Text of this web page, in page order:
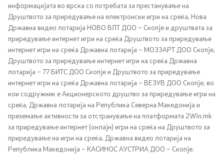
Органи во состав
Национални координатори
Генерален Секретаријат
Односи со јавност
Канцеларија на портпарол
Медија центар
информацијата во врска со потребата за престанување на
Друштвото за приредување на електронски игри на среќа, Нова
Државна видео лотарија НОВО ВЛТ ДОО – Скопје и друштвата за
приредување интернет игри на среќа Друштвото за приредување
интернет игри на среќа Државна лотарија – МОЗЗАРТ ДОО Скопје,
Друштвото за приредување интернет игри на среќа Државна
лотарија – 77 БИТС ДОО Скопје и Друштвото за приредување
интернет игри на среќа Државна лотарија – ВЕЗУВ ДОО Скопје, во
кои содружник е Акционерското друштво за приредување игри на
среќа, Државна лотарија на Република Северна Македонија и
преземање активности за отстранување на платформата 2Win.mk
за приредување интернет (онлајн) игри на среќа на Друштвото за
приредување на игри на среќа, Државна видео лотарија на
Република Македонија – КАСИНОС АУСТРИА ДОО – Скопје.